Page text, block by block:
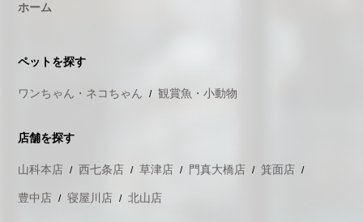
ホーム
ペットを探す
ワンちゃん・ネコちゃん 観賞魚・小動物
店舗を探す
山科本店 西七条店 草津店 門真大橋店 箕面店
豊中店 寝屋川店 北山店